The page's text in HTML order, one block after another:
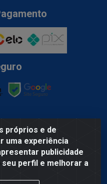
próprios e de
uma experiência
publicidade
perfil e melhorar a
- Av. Gov. Hélio Da
Ananindeua/PA, - CEP
0001-79